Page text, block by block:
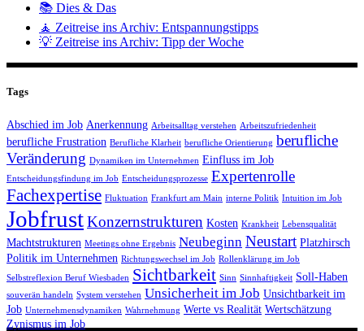
📚 Dies & Das
🧘 Zeitreise ins Archiv: Entspannungstipps
💡 Zeitreise ins Archiv: Tipp der Woche
Tags
Abschied im Job Anerkennung Arbeitsalltag verstehen Arbeitszufriedenheit
berufliche Frustration Berufliche Klarheit berufliche Orientierung berufliche
Veränderung Dynamiken im Unternehmen Einfluss im Job
Entscheidungsfindung im Job Entscheidungsprozesse Expertenrolle
Fachexpertise Fluktuation Frankfurt am Main interne Politik Intuition im Job
JobfrustKonzernstrukturen Kosten Krankheit Lebensqualität
Machtstrukturen Meetings ohne Ergebnis Neubeginn Neustart Platzhirsch
Politik im Unternehmen Richtungswechsel im Job Rollenklärung im Job
Selbstreflexion Beruf Wiesbaden Sichtbarkeit Sinn Sinnhaftigkeit Soll-Haben
souverän handeln System verstehen Unsicherheit im Job Unsichtbarkeit im
Job Unternehmensdynamiken Wahrnehmung Werte vs Realität Wertschätzung
Zynismus im Job